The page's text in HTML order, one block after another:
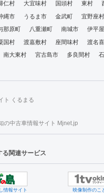
仁村 大宜味村 国頭村 東村
縄市 うるま市 金武町 宜野座村
那原町 八重瀬町 南城市
伊平
国村 渡嘉敷村 座間味村
渡名
南大東村 宮古島市 多良間村
ト くるまる
の中古車情報サイト Mjnet.jp
る関連サービス
情報サイト 映像制作のこ